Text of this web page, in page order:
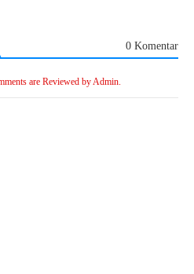
0 Komentar
are Reviewed by Admin.